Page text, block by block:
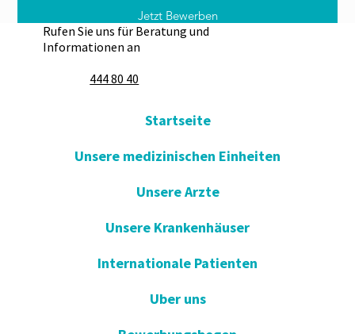
Jetzt Bewerben
Rufen Sie uns für Beratung und
Informationen an
444 80 40
Startseite
Unsere medizinischen Einheiten
Unsere Arzte
Unsere Krankenhäuser
Internationale Patienten
Uber uns